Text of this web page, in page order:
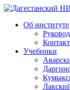
Дагестанский
Об институте
Учебники